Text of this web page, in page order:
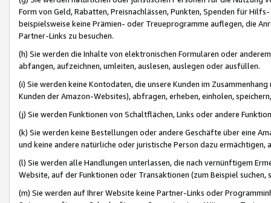
Form von Geld, Rabatten, Preisnachlässen, Punkten, Spenden für
beispielsweise keine Prämien- oder Treueprogramme auflegen, die
Partner-Links zu besuchen.
(h) Sie werden die Inhalte von elektronischen Formularen oder
abfangen, aufzeichnen, umleiten, auslesen, auslegen oder ausfüllen.
(i) Sie werden keine Kontodaten, die unsere Kunden im
Kunden der Amazon-Websites), abfragen, erheben, einholen,
(j) Sie werden Funktionen von Schaltflächen, Links oder andere
(k) Sie werden keine Bestellungen oder andere Geschäfte über eine
und keine andere natürliche oder juristische Person dazu
(l) Sie werden alle Handlungen unterlassen, die nach vernünftigem
Website, auf der Funktionen oder Transaktionen (zum Beispiel
(m) Sie werden auf Ihrer Website keine Partner-Links oder